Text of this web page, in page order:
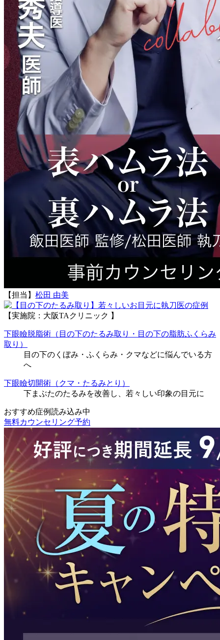
【担当】 松田 由美
執刀医の症例
【実施院：大阪TAクリニック 】
下眼瞼脱脂術（目の下のたるみ取り・目の下の脂肪ふくらみ
取り）
目の下のくぼみ・ふくらみ・クマなどに悩んでいる方
へ
下眼瞼切開術（クマ・たるみとり）
下まぶたのたるみを改善し、若々しい印象の目元に
おすすめ症例読み込み中
無料カウンセリング予約